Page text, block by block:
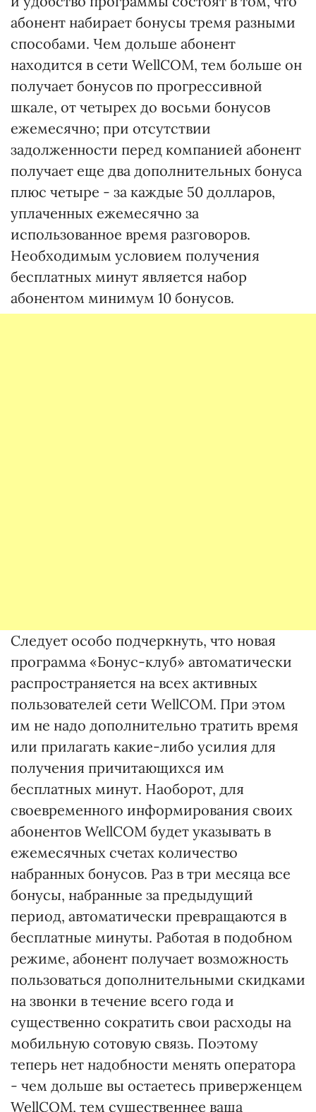
абонент набирает бонусы тремя разными
способами. Чем дольше абонент
находится в сети WellCOM, тем больше он
получает бонусов по прогрессивной
шкале, от четырех до восьми бонусов
ежемесячно; при отсутствии
задолженности перед компанией абонент
получает еще два дополнительных бонуса
плюс четыре - за каждые 50 долларов,
уплаченных ежемесячно за
использованное время разговоров.
Необходимым условием получения
бесплатных минут является набор
абонентом минимум 10 бонусов.
Следует особо подчеркнуть, что новая
программа «Бонус-клуб» автоматически
распространяется на всех активных
пользователей сети WellCOM. При этом
им не надо дополнительно тратить время
или прилагать какие-либо усилия для
получения причитающихся им
бесплатных минут. Наоборот, для
своевременного информирования своих
абонентов WellCOM будет указывать в
ежемесячных счетах количество
набранных бонусов. Раз в три месяца все
бонусы, набранные за предыдущий
период, автоматически превращаются в
бесплатные минуты. Работая в подобном
режиме, абонент получает возможность
пользоваться дополнительными скидками
на звонки в течение всего года и
существенно сократить свои расходы на
мобильную сотовую связь. Поэтому
теперь нет надобности менять оператора
- чем дольше вы остаетесь приверженцем
WellCOM, тем существеннее ваша